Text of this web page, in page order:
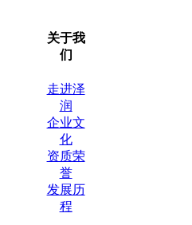
关于我
们
走进泽
润
企业文
化
资质荣
誉
发展历
程